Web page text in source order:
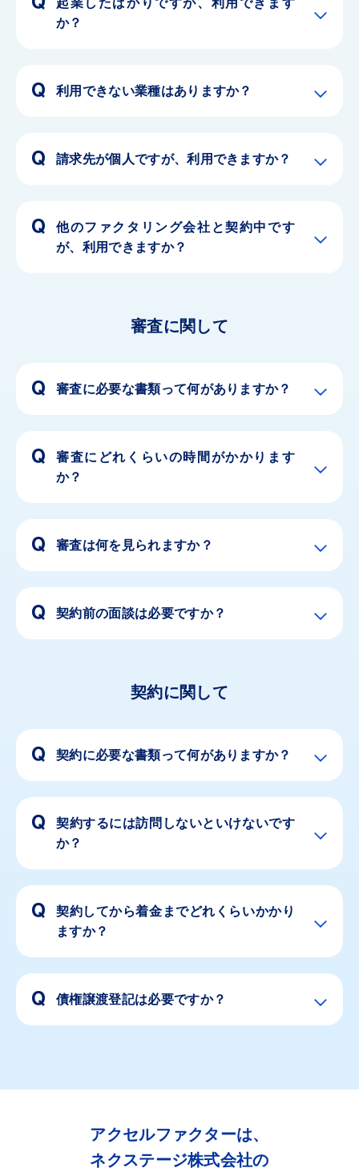
起業したばかりですが、利用できます
か？
利用できない業種はありますか？
請求先が個人ですが、利用できますか？
他のファクタリング会社と契約中です
が、利用できますか？
審査に関して
審査に必要な書類って何がありますか？
審査にどれくらいの時間がかかります
か？
審査は何を見られますか？
契約前の面談は必要ですか？
契約に関して
契約に必要な書類って何がありますか？
契約するには訪問しないといけないです
か？
契約してから着金までどれくらいかかり
ますか？
債権譲渡登記は必要ですか？
アクセルファクターは、
ネクステージ株式会社の